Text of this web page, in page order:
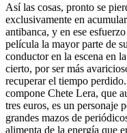
Así las cosas, pronto se
exclusivamente en
antibanca, y en ese
película la mayor parte de
conductor en la escena en
cierto, por ser más
recuperar el tiempo
compone Chete Lera, que
tres euros, es un personaje
grandes mazos de
alimenta de la energía que